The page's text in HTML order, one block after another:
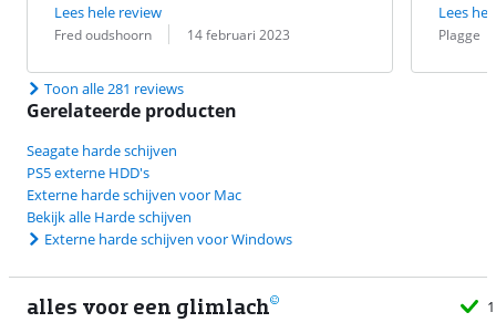
Lees hele review
Beoordeling door:
Fred oudshoorn
Datum: 14 februari 2023
Lees
Plagge
Datum:
Toon alle 281 reviews
Gerelateerde producten
Seagate harde schijven
PS5 externe HDD's
Externe harde schijven voor Mac
Bekijk alle Harde schijven
Externe harde schijven voor Windows
alles voor een glimlach